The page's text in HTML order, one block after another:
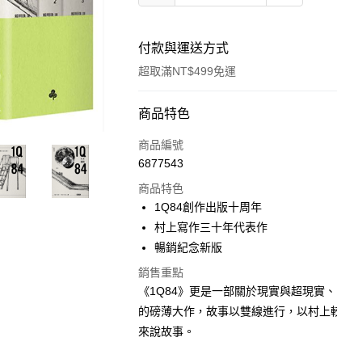
付款與運送方式
超取滿NT$499免運
付款方式
信用卡一次付款
運送方式
付款後全家取貨
每筆NT$60，滿NT$499(含以上)免運費
付款後7-11取貨
每筆NT$60，滿NT$499(含以上)免運費
商品特色
商品編號
6877543
商品特色
1Q84創作出版十周年
村上寫作三十年代表作
暢銷紀念新版
銷售重點
《1Q84》更是一部關於現實與超現實
的磅薄大作，故事以雙線進行，以村上
來說故事。